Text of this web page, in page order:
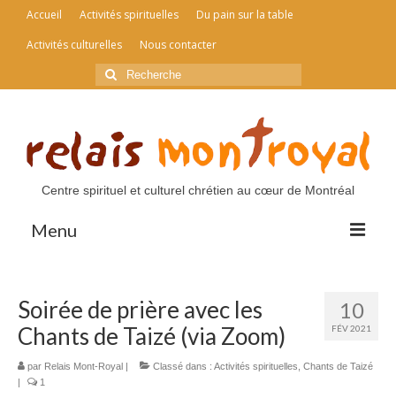
Accueil Activités spirituelles
Du pain sur la table
Activités culturelles
Nous contacter
Rechercher
:
Centre spirituel et culturel chrétien au cœur de Montréal
Menu
Activités spirituelles
Activités culturelles
10
FÉV 2021
Soirée de prière avec les
Chants de Taizé (via Zoom)
par Relais Mont-Royal | Classé dans : Activités spirituelles Chants de Taizé
|
1